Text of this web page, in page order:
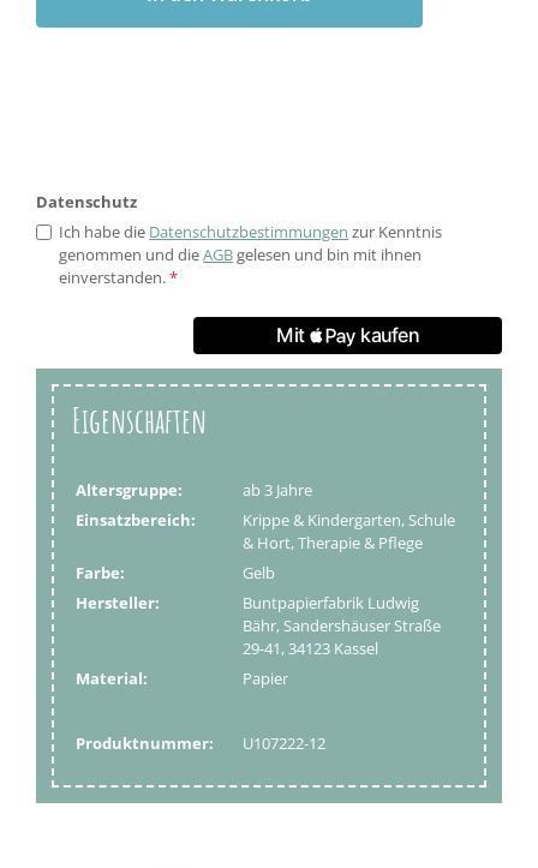
Datenschutz
Ich habe die Datenschutzbestimmungen zur Kenntnis
genommen und dieAGBgelesen und bin mit ihnen
einverstanden.*
Eigenschaften
Altersgruppe:
ab 3 Jahre
Einsatzbereich:
Krippe & Kindergarten, Schule
& Hort, Therapie & Pflege
Farbe:
Gelb
Hersteller:
Buntpapierfabrik Ludwig
Bähr, Sandershäuser Straße
29-41, 34123 Kassel
Material:
Papier
Produktnummer: U107222-12